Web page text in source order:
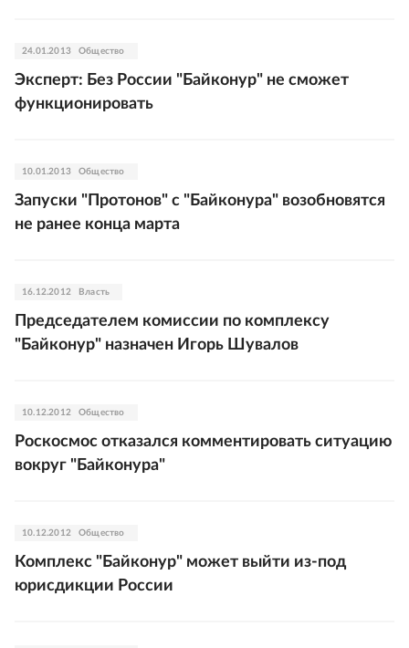
24.01.2013 Общество
Эксперт: Без России "Байконур" не сможет
функционировать
10.01.2013 Общество
Запуски "Протонов" с "Байконура" возобновятся
не ранее конца марта
16.12.2012 Власть
Председателем комиссии по комплексу
"Байконур" назначен Игорь Шувалов
10.12.2012 Общество
Роскосмос отказался комментировать ситуацию
вокруг "Байконура"
10.12.2012 Общество
Комплекс "Байконур" может выйти из-под
юрисдикции России